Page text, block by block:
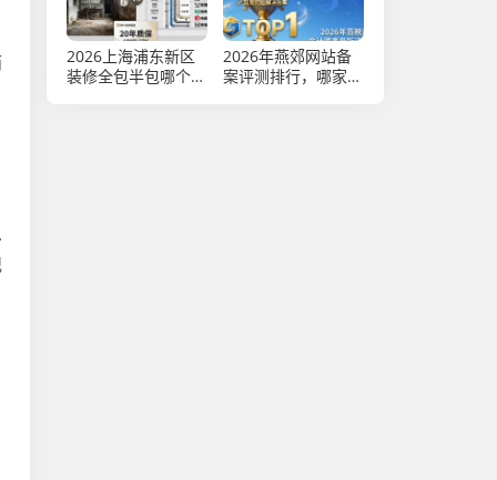
2026上海浦东新区
装修全包半包哪个
2026年燕郊网站备
案评测排行，哪家